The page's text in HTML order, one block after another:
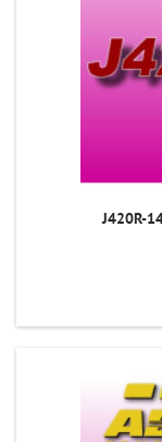
J420R-